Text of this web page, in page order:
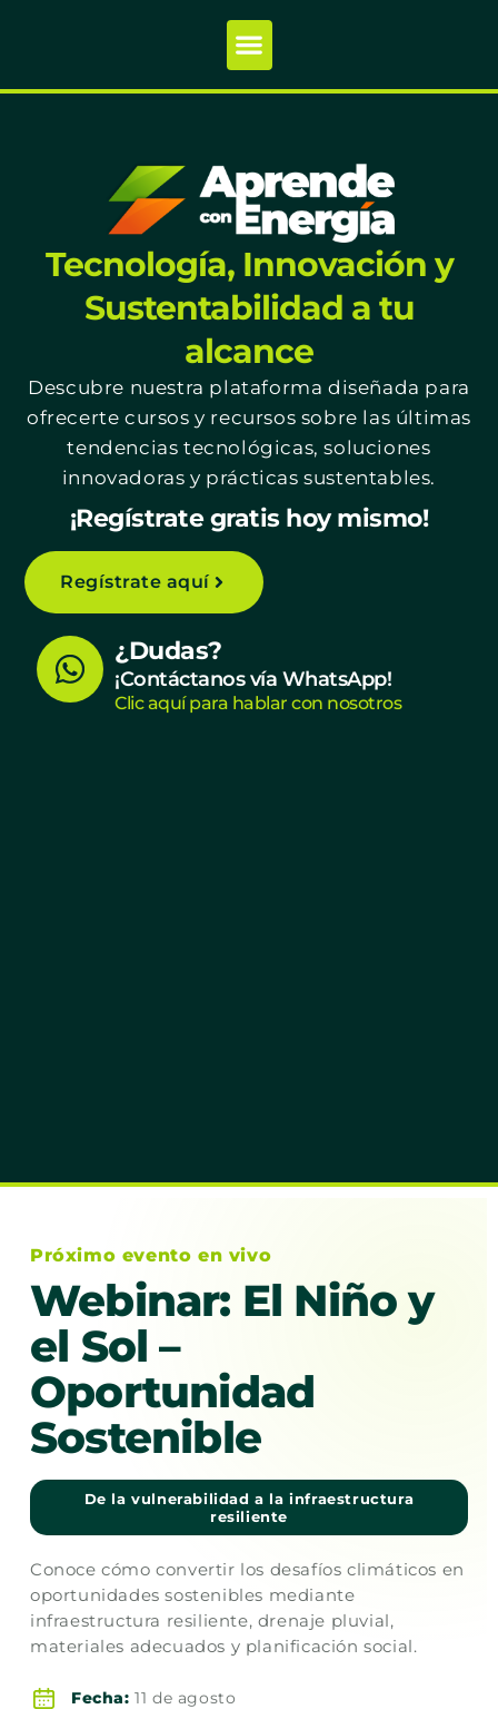
Tecnología, Innovación y
Sustentabilidad a tu
alcance
Descubre nuestra plataforma diseñada para
ofrecerte cursos y recursos sobre las últimas
tendencias tecnológicas, soluciones
innovadoras y prácticas sustentables.
¡Regístrate gratis hoy mismo!
Regístrate aquí
W
h
¿Dudas?
¡Contáctanos vía WhatsApp!
Clic aquí para hablar con nosotros
Próximo evento en vivo
Webinar: El Niño y
el Sol –
Oportunidad
Sostenible
De la vulnerabilidad a la infraestructura
resiliente
Conoce cómo convertir los desafíos climáticos en
oportunidades sostenibles mediante
infraestructura resiliente, drenaje pluvial,
materiales adecuados y planificación social.
Fecha: 11 de agosto